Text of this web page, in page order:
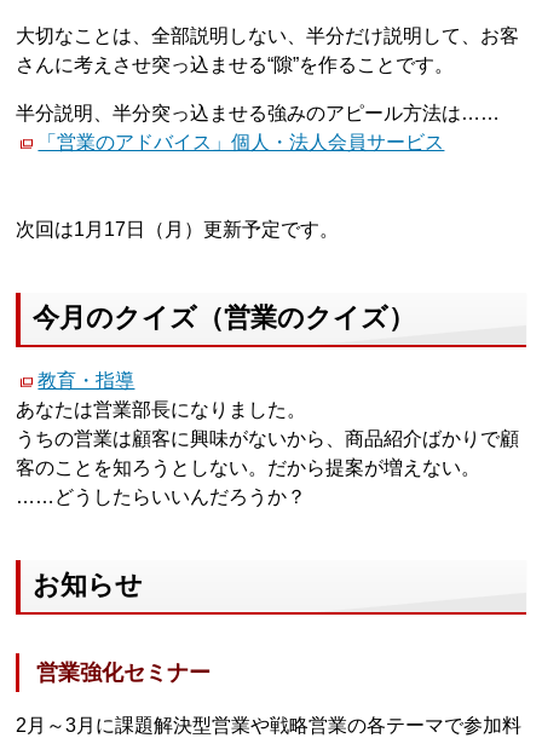
大切なことは、全部説明しない、半分だけ説明して、お客
さんに考えさせ突っ込ませる“隙”を作ることです。
半分説明、半分突っ込ませる強みのアピール方法は……
「営業のアドバイス」個人・法人会員サービス
次回は1月17日（月）更新予定です。
今月のクイズ（営業のクイズ）
教育・指導
あなたは営業部長になりました。
うちの営業は顧客に興味がないから、商品紹介ばかりで顧
客のことを知ろうとしない。だから提案が増えない。
……どうしたらいいんだろうか？
お知らせ
営業強化セミナー
2月～3月に課題解決型営業や戦略営業の各テーマで参加料